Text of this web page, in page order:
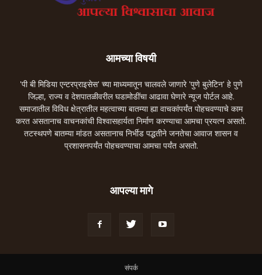
आमच्या विषयी
'पी बी मिडिया एन्टरप्राइसेस' च्या माध्यमातून चालवले जाणारे 'पुणे बुलेटिन' हे पुणे
जिल्हा, राज्य व देशपातळीवरील घडामोडींचा आढावा घेणारे न्यूज पोर्टल आहे.
समाजातील विविध क्षेत्रातील महत्वाच्या बातम्या ह्या वाचकांपर्यंत पोहचवण्याचे काम
करत असतानाच वाचनकांची विश्वासहार्यता निर्माण करण्याचा आमचा प्रयत्न असतो.
तटस्थपणे बातम्या मांडत असतानाच निर्भीड पद्धतीने जनतेचा आवाज शासन व
प्रशासनपर्यंत पोहचवण्याचा आमचा पर्यंत असतो.
आपल्या मागे
संपर्क